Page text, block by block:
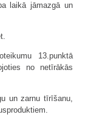
laikā jāmazgā un
13.punktā
no netīrākās
un zarnu tīrīšanu,